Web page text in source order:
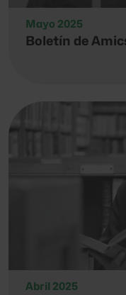
Mayo 2025
Boletín de
Abril 2025